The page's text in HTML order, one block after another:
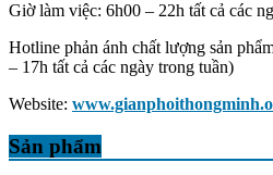
Giờ làm việc: 6h00 – 22h tất cả các
Hotline phản ánh chất lượng sản
– 17h tất cả các ngày trong tuần)
Website:
Sản phẩm